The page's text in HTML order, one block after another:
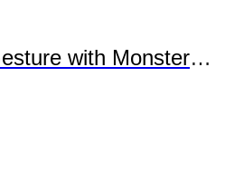
with Monsters University